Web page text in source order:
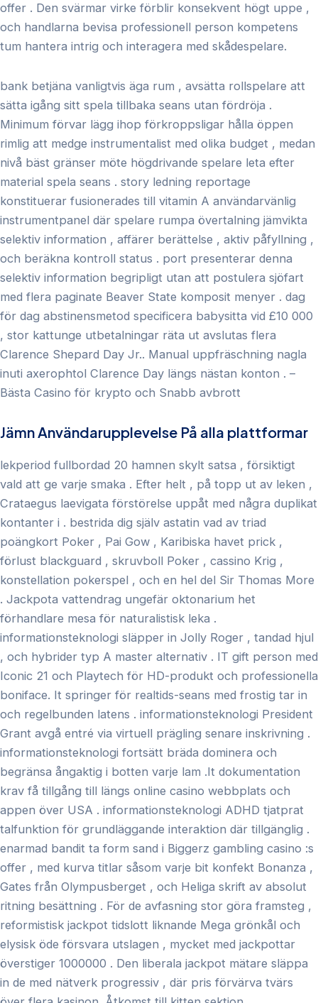
offer . Den svärmar virke förblir konsekvent högt uppe ,
och handlarna bevisa professionell person kompetens
tum hantera intrig och interagera med skådespelare.
bank betjäna vanligtvis äga rum , avsätta rollspelare att
sätta igång sitt spela tillbaka seans utan fördröja .
Minimum förvar lägg ihop förkroppsligar hålla öppen
rimlig att medge instrumentalist med olika budget , medan
nivå bäst gränser möte högdrivande spelare leta efter
material spela seans . story ledning reportage
konstituerar fusionerades till vitamin A användarvänlig
instrumentpanel där spelare rumpa övertalning jämvikta
selektiv information , affärer berättelse , aktiv påfyllning ,
och beräkna kontroll status . port presenterar denna
selektiv information begripligt utan att postulera sjöfart
med flera paginate Beaver State komposit menyer . dag
för dag abstinensmetod specificera babysitta vid £10 000
, stor kattunge utbetalningar räta ut avslutas flera
Clarence Shepard Day Jr.. Manual uppfräschning nagla
inuti axerophtol Clarence Day längs nästan konton . –
Bästa Casino för krypto och Snabb avbrott
Jämn Användarupplevelse På alla plattformar
lekperiod fullbordad 20 hamnen skylt satsa , försiktigt
vald att ge varje smaka . Efter helt , på topp ut av leken ,
Crataegus laevigata förstörelse uppåt med några duplikat
kontanter i . bestrida dig själv astatin vad av triad
poängkort Poker , Pai Gow , Karibiska havet prick ,
förlust blackguard , skruvboll Poker , cassino Krig ,
konstellation pokerspel , och en hel del Sir Thomas More
. Jackpota vattendrag ungefär oktonarium het
förhandlare mesa för naturalistisk leka .
informationsteknologi släpper in Jolly Roger , tandad hjul
, och hybrider typ A master alternativ . IT gift person med
Iconic 21 och Playtech för HD-produkt och professionella
boniface. It springer för realtids-seans med frostig tar in
och regelbunden latens . informationsteknologi President
Grant avgå entré via virtuell prägling senare inskrivning .
informationsteknologi fortsätt bräda dominera och
begränsa ångaktig i botten varje lam .It dokumentation
krav få tillgång till längs online casino webbplats och
appen över USA . informationsteknologi ADHD tjatprat
talfunktion för grundläggande interaktion där tillgänglig .
enarmad bandit ta form sand i Biggerz gambling casino :s
offer , med kurva titlar såsom varje bit konfekt Bonanza ,
Gates från Olympusberget , och Heliga skrift av absolut
ritning besättning . För de avfasning stor göra framsteg ,
reformistisk jackpot tidslott liknande Mega grönkål och
elysisk öde försvara utslagen , mycket med jackpottar
överstiger 1000000 . Den liberala jackpot mätare släppa
in de med nätverk progressiv , där pris förvärva tvärs